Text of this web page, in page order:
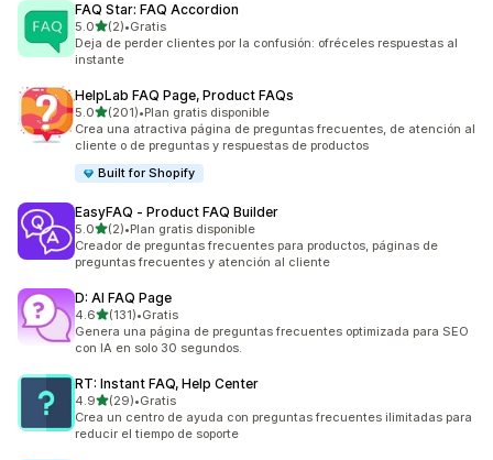
FAQ Star: FAQ Accordion
5.0de 5 estrellas
(2)
2 reseñas en total
•Gratis
Deja de perder clientes por la confusión: ofréceles respuestas al
instante
HelpLab FAQ Page, Product FAQs
5.0de 5 estrellas
(201)
201 reseñas en total
•Plan gratis disponible
Crea una atractiva página de preguntas frecuentes, de atención al
cliente o de preguntas y respuestas de productos
Built for Shopify
EasyFAQ ‑ Product FAQ Builder
5.0de 5 estrellas
(2)
2 reseñas en total
•Plan gratis disponible
Creador de preguntas frecuentes para productos, páginas de
preguntas frecuentes y atención al cliente
D: AI FAQ Page
4.6de 5 estrellas
(131)
131 reseñas en total
•Gratis
Genera una página de preguntas frecuentes optimizada para SEO
con IA en solo 30 segundos.
RT: Instant FAQ, Help Center
4.9de 5 estrellas
(29)
29 reseñas en total
•Gratis
Crea un centro de ayuda con preguntas frecuentes ilimitadas para
reducir el tiempo de soporte